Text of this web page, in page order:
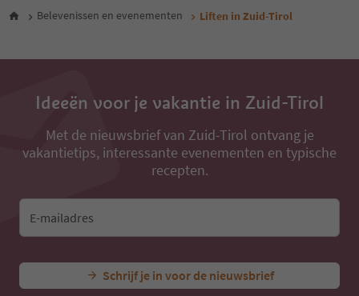
9
10
12
Belevenissen en evenementen Liften in Zuid-Tirol
Ideeën voor je vakantie in Zuid-Tirol
Met de nieuwsbrief van Zuid-Tirol ontvang je
vakantietips, interessante evenementen en typische
recepten.
E-mailadres
Schrijf je in voor de nieuwsbrief